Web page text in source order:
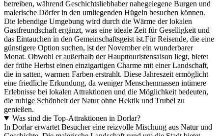
betreiben, während Geschichtsliebhaber nahegelegene Burgen und
malerische Dörfer in den umliegenden Hügeln besuchen können.
Die lebendige Umgebung wird durch die Wärme der lokalen
Gastfreundschaft ergänzt, was eine ideale Zeit für Geselligkeit und
das Eintauchen in den Gemeinschaftsgeist ist.Für Reisende, die eine
günstigere Option suchen, ist der November ein wunderbarer
Monat. Obwohl er außerhalb der Haupttouristensaison liegt, bietet
der frühe Herbst einen einzigartigen Charme mit einer Landschaft,
die in satten, warmen Farben erstrahlt. Diese Jahreszeit ermöglicht
eine friedliche Erkundung, da weniger Menschenmassen intimere
Erlebnisse bei lokalen Attraktionen und die Möglichkeit bedeuten,
die ruhige Schönheit der Natur ohne Hektik und Trubel zu
genießen.
Was sind die Top-Attraktionen in Dorlar?
In Dorlar erwartet Besucher eine reizvolle Mischung aus Natur und